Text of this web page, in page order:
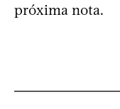
próxima nota.